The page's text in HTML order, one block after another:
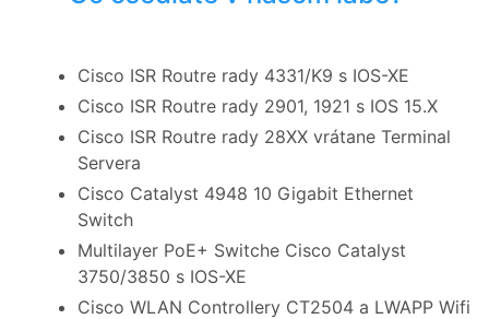
Cisco ISR Routre rady 4331/K9 s IOS-XE
Cisco ISR Routre rady 2901, 1921 s IOS 15.X
Cisco ISR Routre rady 28XX vrátane Terminal
Servera
Cisco Catalyst 4948 10 Gigabit Ethernet
Switch
Multilayer PoE+ Switche Cisco Catalyst
3750/3850 s IOS-XE
Cisco WLAN Controllery CT2504 a LWAPP Wifi